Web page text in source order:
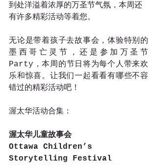
到处洋溢着浓厚的万圣节气氛，本周还
有许多精彩活动等着您。
无论是带着孩子去故事会，体验特别的
墨西哥亡灵节，还是参加万圣节
Party，本周的节日将为每个人带来欢
乐和惊喜。让我们一起看看有哪些不容
错过的精彩活动吧！
渥太华活动合集：
渥太华儿童故事会
Ottawa Children’s
Storytelling Festival